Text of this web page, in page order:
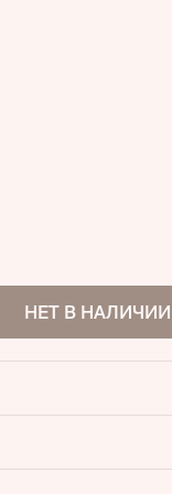
НЕТ В НАЛИЧИИ
позволяет